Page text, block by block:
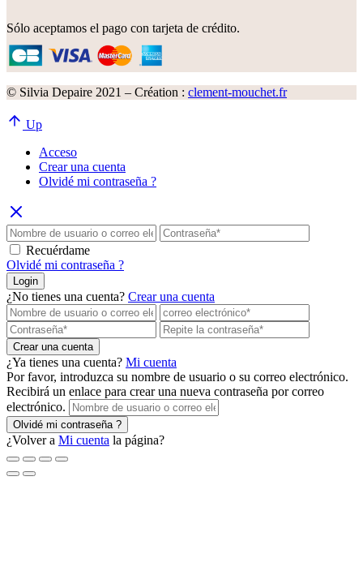
Sólo aceptamos el pago con tarjeta de crédito.
© Silvia Depaire 2021 – Création : clement-mouchet.fr
Up
Acceso
Crear una cuenta
Olvidé mi contraseña ?
Recuérdame
Olvidé mi contraseña ?
Login
¿No tienes una cuenta? Crear una cuenta
Crear una cuenta
¿Ya tienes una cuenta? Mi cuenta
Por favor, introduzca su nombre de usuario o su correo electrónico.
Recibirá un enlace para crear una nueva contraseña por correo
electrónico.
Olvidé mi contraseña ?
¿Volver a Mi cuenta la página?